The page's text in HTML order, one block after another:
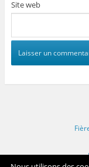
Site web